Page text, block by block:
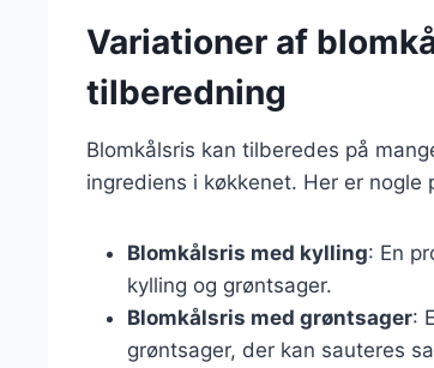
Variationer af
tilberedning
Blomkålsris kan tilberedes på
ingrediens i køkkenet. Her er
Blomkålsris med kylling: En
kylling og grøntsager.
Blomkålsris med grøntsager:
grøntsager, der kan sauteres